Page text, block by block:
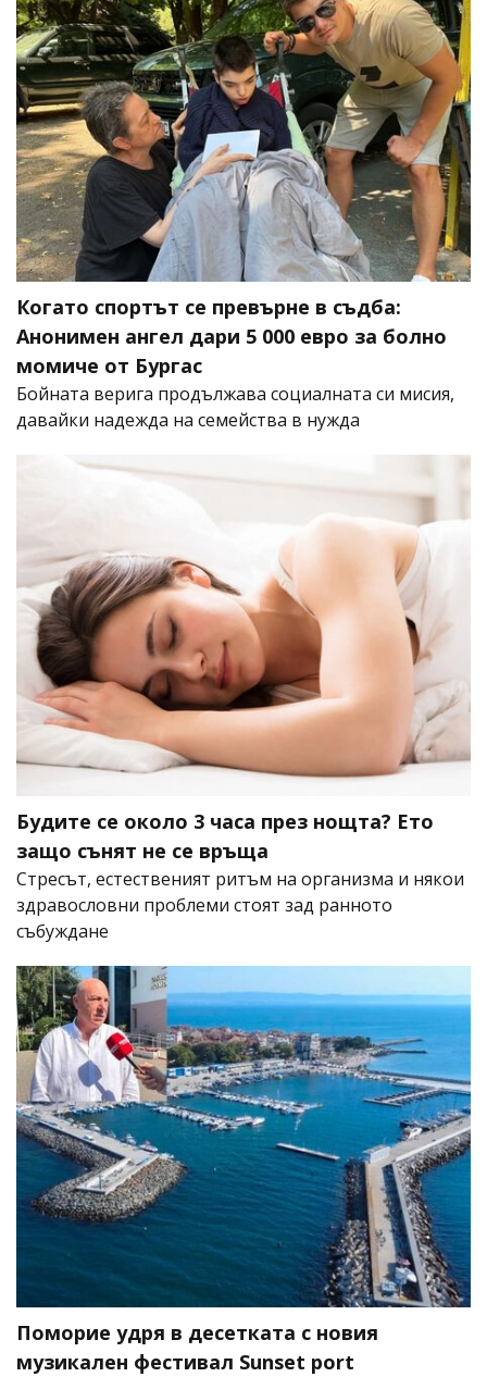
Когато спортът се превърне в съдба:
Анонимен ангел дари 5 000 евро за болно
момиче от Бургас
Бойната верига продължава социалната си мисия,
давайки надежда на семейства в нужда
Будите се около 3 часа през нощта? Ето
защо сънят не се връща
Стресът, естественият ритъм на организма и някои
здравословни проблеми стоят зад ранното
събуждане
Поморие удря в десетката с новия
музикален фестивал Sunset port